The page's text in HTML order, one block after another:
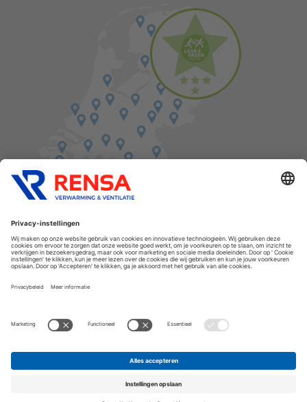
Cookies
Privacyverklaring
Disclaimer